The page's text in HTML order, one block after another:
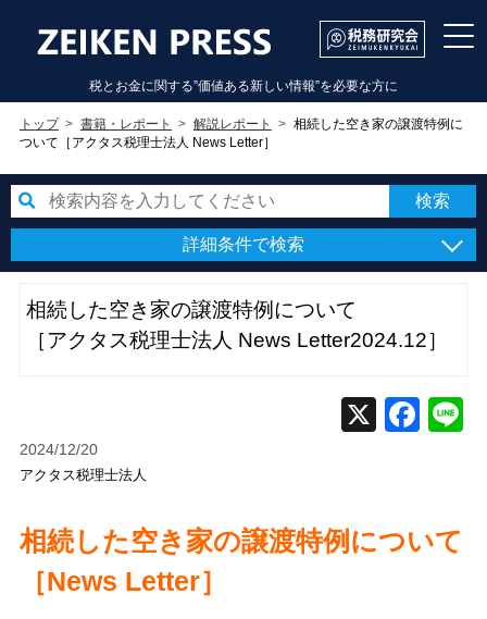
税とお金に関する”価値ある新しい情報”を必要な方に
トップ 書籍・レポート 解説レポート
相続した空き家の譲渡特例に
ついて［アクタス税理士法人 News Letter］
詳細条件で検索
相続した空き家の譲渡特例について
［アクタス税理士法人 News Letter2024.12］
2024/12/20
アクタス税理士法人
相続した空き家の譲渡特例について
［News Letter］